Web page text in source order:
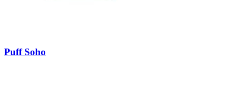
Puff Soho